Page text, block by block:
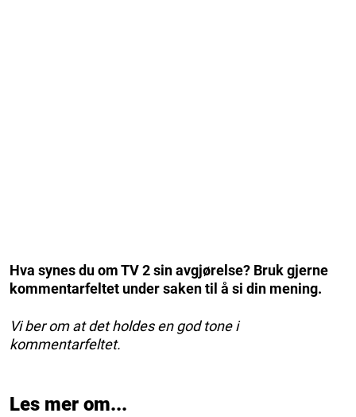
Hva synes du om TV 2 sin avgjørelse? Bruk gjerne
kommentarfeltet under saken til å si din mening.
Vi ber om at det holdes en god tone i
kommentarfeltet.
Les mer om...